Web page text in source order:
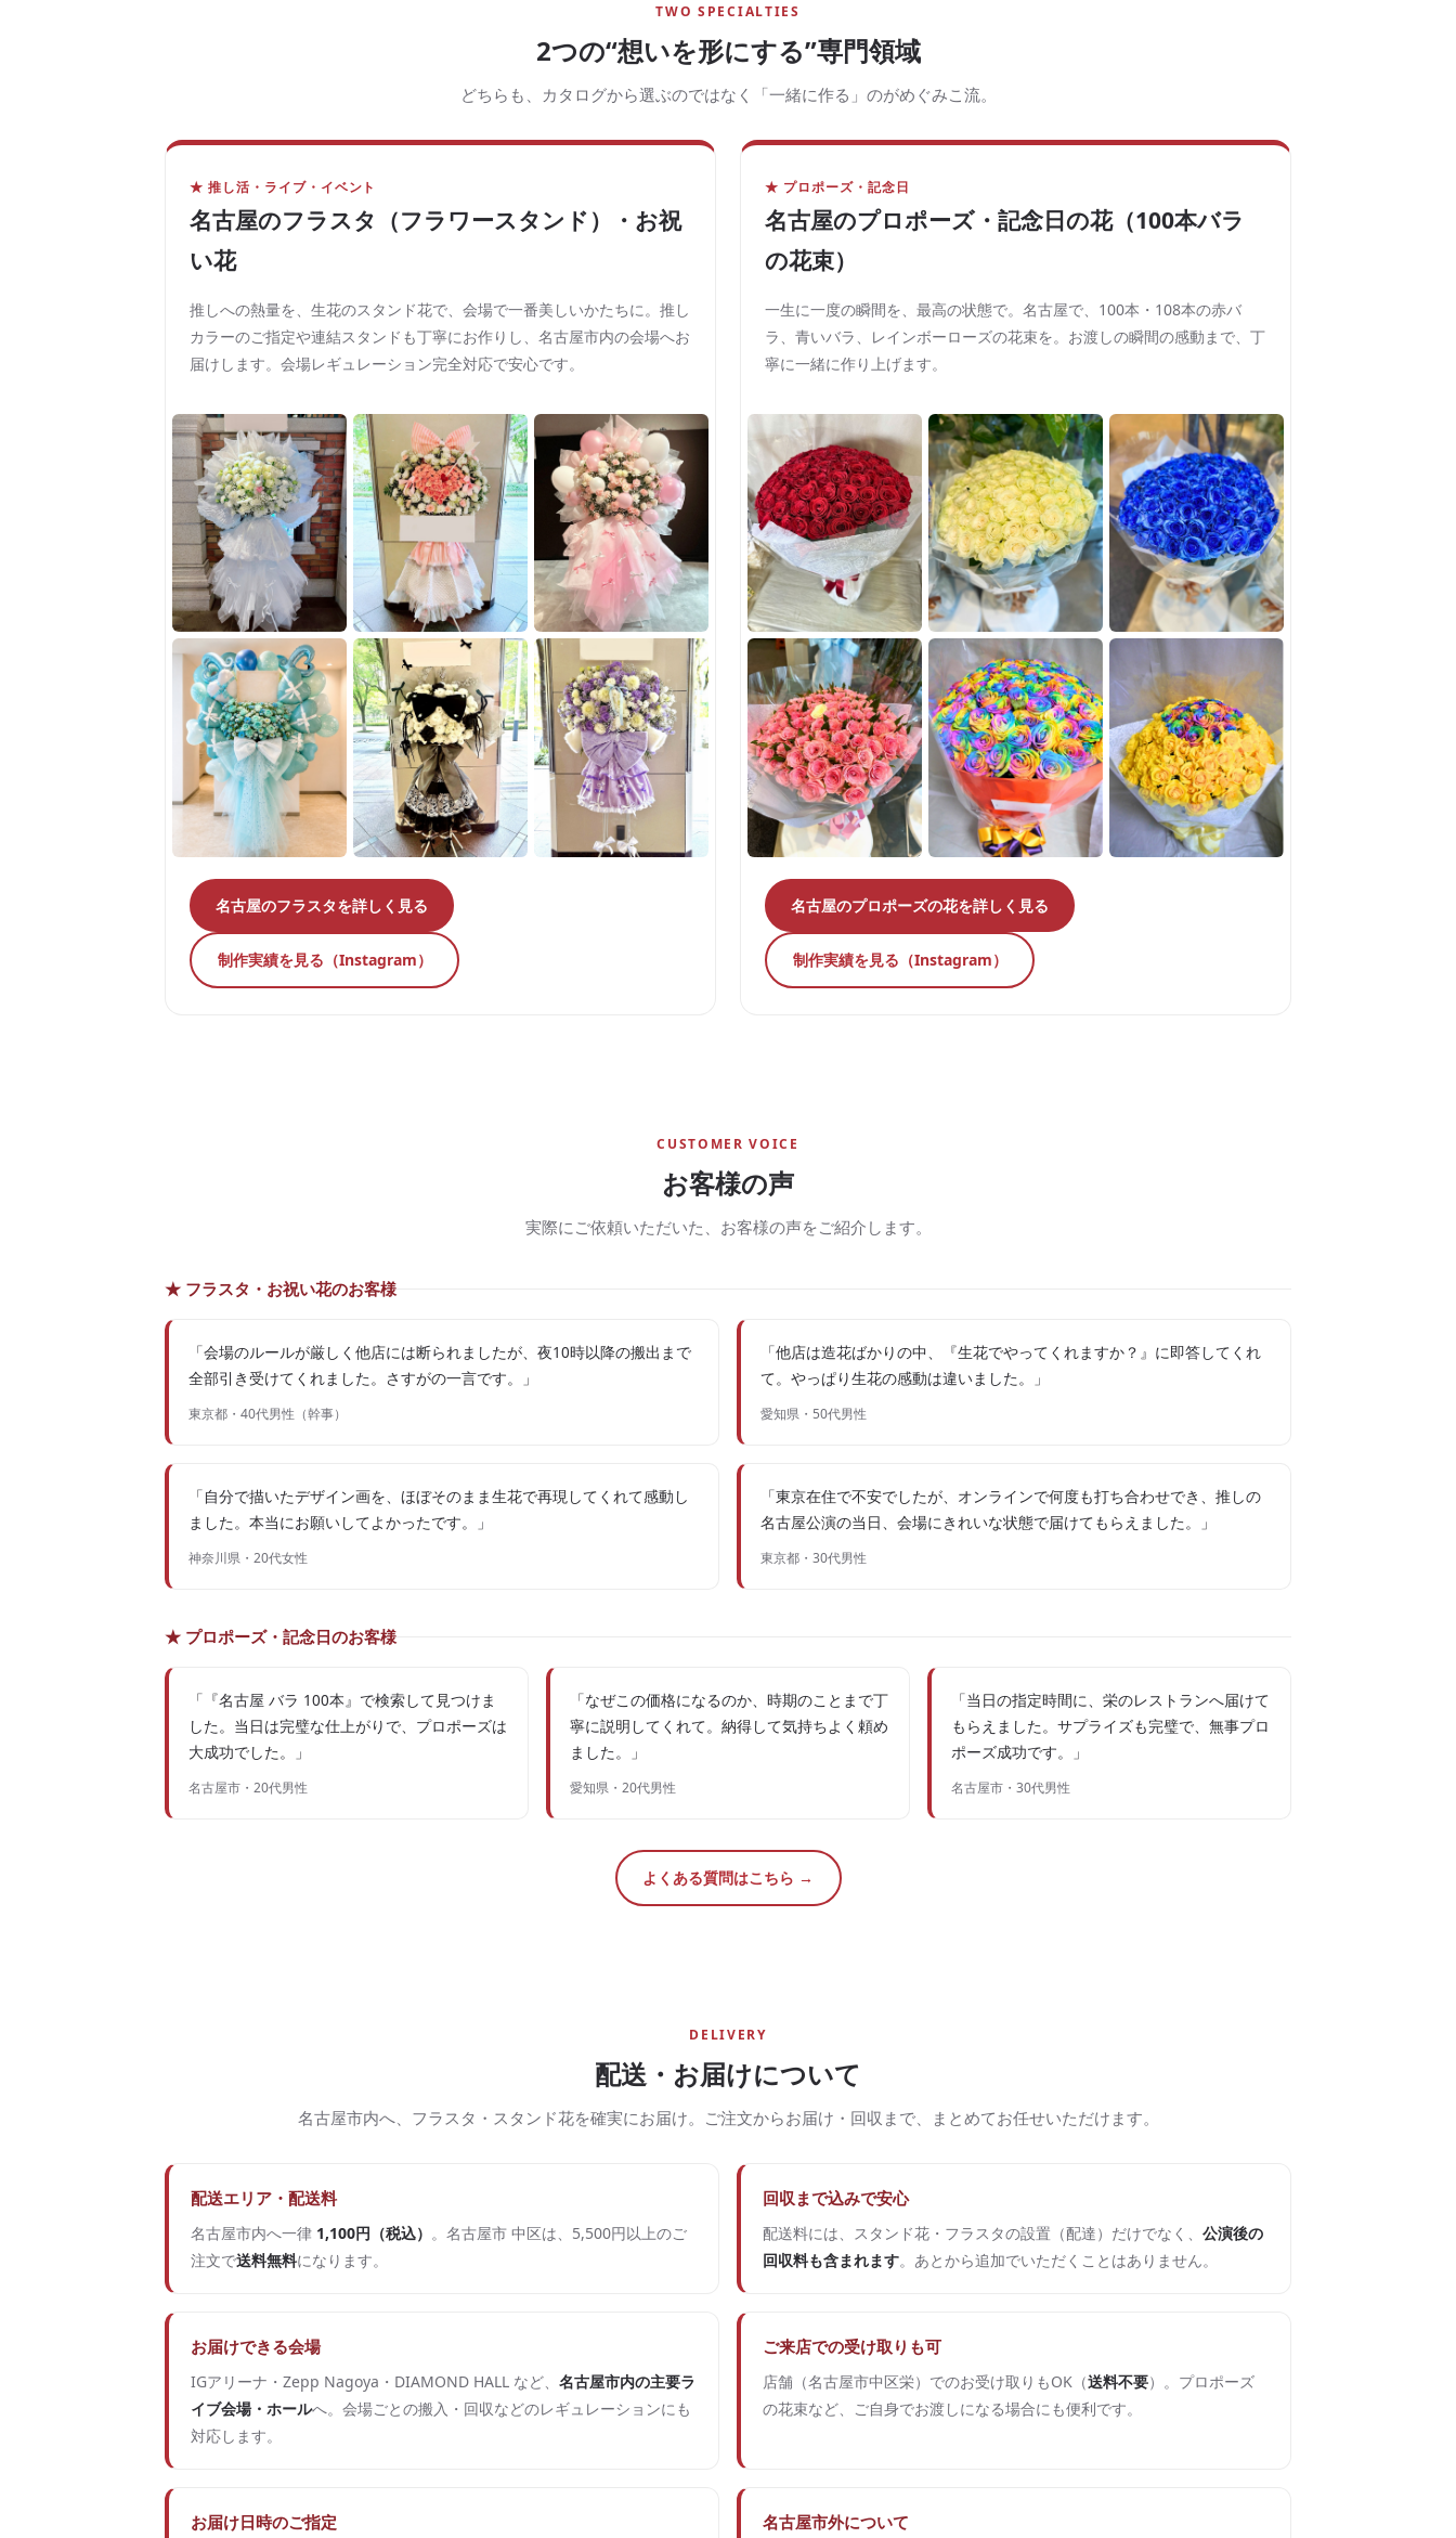
TWO SPECIALTIES
2つの“想いを形にする”専門領域
どちらも、カタログから選ぶのではなく「一緒に作る」のがめぐみこ流。
★ 推し活・ライブ・イベント
名古屋のフラスタ（フラワースタンド）・お祝
い花
推しへの熱量を、生花のスタンド花で、会場で一番美しいかたちに。推し
カラーのご指定や連結スタンドも丁寧にお作りし、名古屋市内の会場へお
届けします。会場レギュレーション完全対応で安心です。
名古屋のフラスタを詳しく見る
制作実績を見る（Instagram）
★ プロポーズ・記念日
名古屋のプロポーズ・記念日の花（100本バラ
の花束）
一生に一度の瞬間を、最高の状態で。名古屋で、100本・108本の赤バ
ラ、青いバラ、レインボーローズの花束を。お渡しの瞬間の感動まで、丁
寧に一緒に作り上げます。
名古屋のプロポーズの花を詳しく見る
制作実績を見る（Instagram）
CUSTOMER VOICE
お客様の声
実際にご依頼いただいた、お客様の声をご紹介します。
★ フラスタ・お祝い花のお客様
「会場のルールが厳しく他店には断られましたが、夜10時以降の搬出まで
全部引き受けてくれました。さすがの一言です。」
東京都・40代男性（幹事）
「他店は造花ばかりの中、『生花でやってくれますか？』に即答してくれ
て。やっぱり生花の感動は違いました。」
愛知県・50代男性
「自分で描いたデザイン画を、ほぼそのまま生花で再現してくれて感動し
ました。本当にお願いしてよかったです。」
神奈川県・20代女性
「東京在住で不安でしたが、オンラインで何度も打ち合わせでき、推しの
名古屋公演の当日、会場にきれいな状態で届けてもらえました。」
東京都・30代男性
★ プロポーズ・記念日のお客様
「『名古屋 バラ 100本』で検索して見つけま
した。当日は完璧な仕上がりで、プロポーズは
大成功でした。」
名古屋市・20代男性
「なぜこの価格になるのか、時期のことまで丁
寧に説明してくれて。納得して気持ちよく頼め
ました。」
愛知県・20代男性
「当日の指定時間に、栄のレストランへ届けて
もらえました。サプライズも完璧で、無事プロ
ポーズ成功です。」
名古屋市・30代男性
よくある質問はこちら →
DELIVERY
配送・お届けについて
名古屋市内へ、フラスタ・スタンド花を確実にお届け。ご注文からお届け・回収まで、まとめてお任せいただけます。
配送エリア・配送料
名古屋市内へ一律 1,100円（税込） 。名古屋市 中区は、5,500円以上のご
注文で送料無料になります。
回収まで込みで安心
配送料には、スタンド花・フラスタの設置（配達）だけでなく、 公演後の
回収料も含まれます。あとから追加でいただくことはありません。
お届けできる会場
IGアリーナ・Zepp Nagoya・DIAMOND HALL など、 名古屋市内の主要ラ
イブ会場・ホールへ。会場ごとの搬入・回収などのレギュレーションにも
対応します。
ご来店での受け取りも可
店舗（名古屋市中区栄）でのお受け取りもOK（送料不要）。プロポーズ
の花束など、ご自身でお渡しになる場合にも便利です。
お届け日時のご指定 名古屋市外について